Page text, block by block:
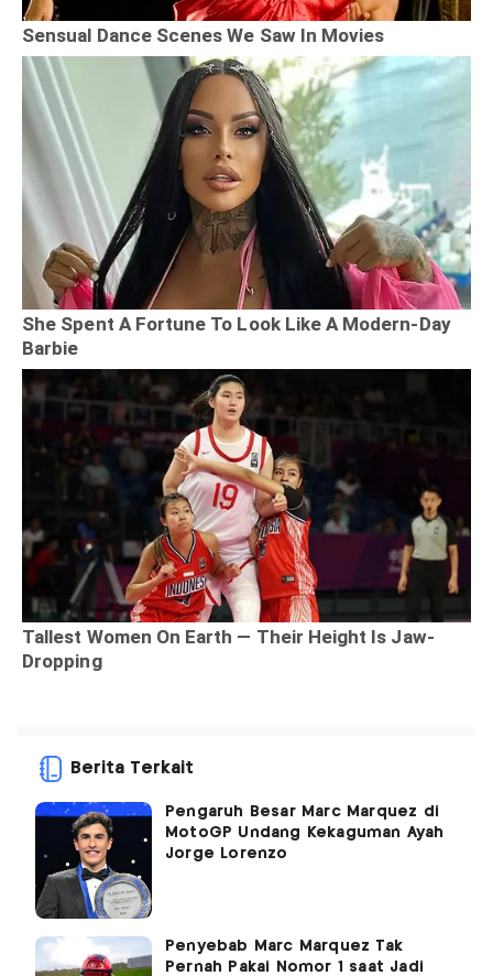
Berita Terkait
Pengaruh Besar Marc Marquez di
MotoGP Undang Kekaguman Ayah
Jorge Lorenzo
Penyebab Marc Marquez Tak
Pernah Pakai Nomor 1 saat Jadi